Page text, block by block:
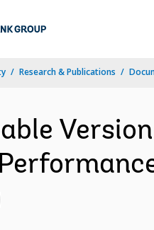
Research & Publications